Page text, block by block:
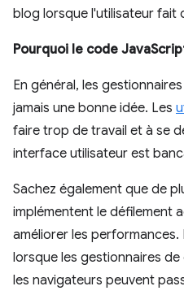
blog lorsque l'utilisateur fait
Pourquoi le code
En général, les
jamais une bonne idée. Les
faire trop de travail et à se
interface utilisateur est
Sachez également que de
implémentent le défilement
améliorer les
lorsque les gestionnaires
les navigateurs peuvent